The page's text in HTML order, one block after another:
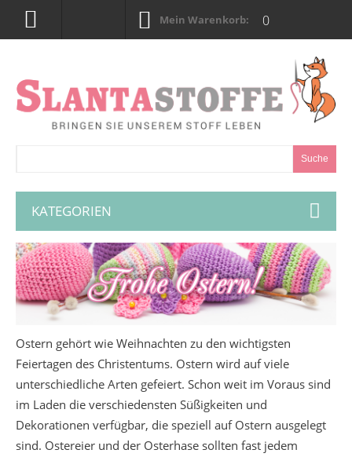
Mein Warenkorb: 0
Suche
KATEGORIEN
Ostern gehört wie Weihnachten zu den wichtigsten
Feiertagen des Christentums. Ostern wird auf viele
unterschiedliche Arten gefeiert. Schon weit im Voraus sind
im Laden die verschiedensten Süßigkeiten und
Dekorationen verfügbar, die speziell auf Ostern ausgelegt
sind. Ostereier und der Osterhase sollten fast jedem